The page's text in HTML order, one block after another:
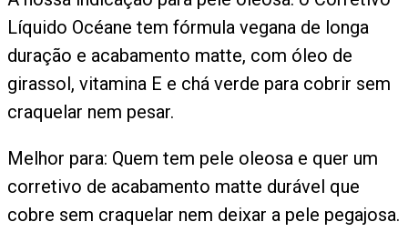
Líquido Océane tem fórmula vegana de longa
duração e acabamento matte, com óleo de
girassol, vitamina E e chá verde para cobrir sem
craquelar nem pesar.
Melhor para: Quem tem pele oleosa e quer um
corretivo de acabamento matte durável que
cobre sem craquelar nem deixar a pele pegajosa.